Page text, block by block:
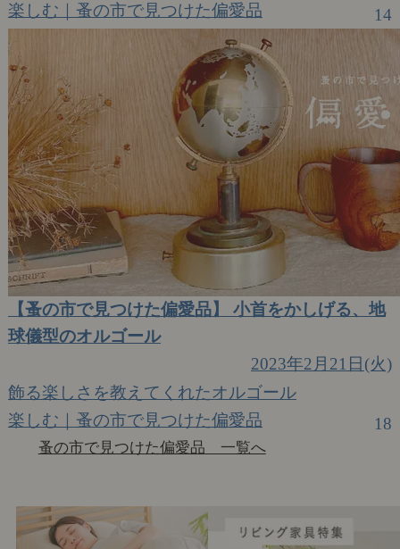
楽しむ｜蚤の市で見つけた偏愛品 14
【蚤の市で見つけた偏愛品】 小首をかしげる、地
球儀型のオルゴール
2023年2月21日(火)
飾る楽しさを教えてくれたオルゴール
楽しむ｜蚤の市で見つけた偏愛品
18
蚤の市で見つけた偏愛品 一覧へ